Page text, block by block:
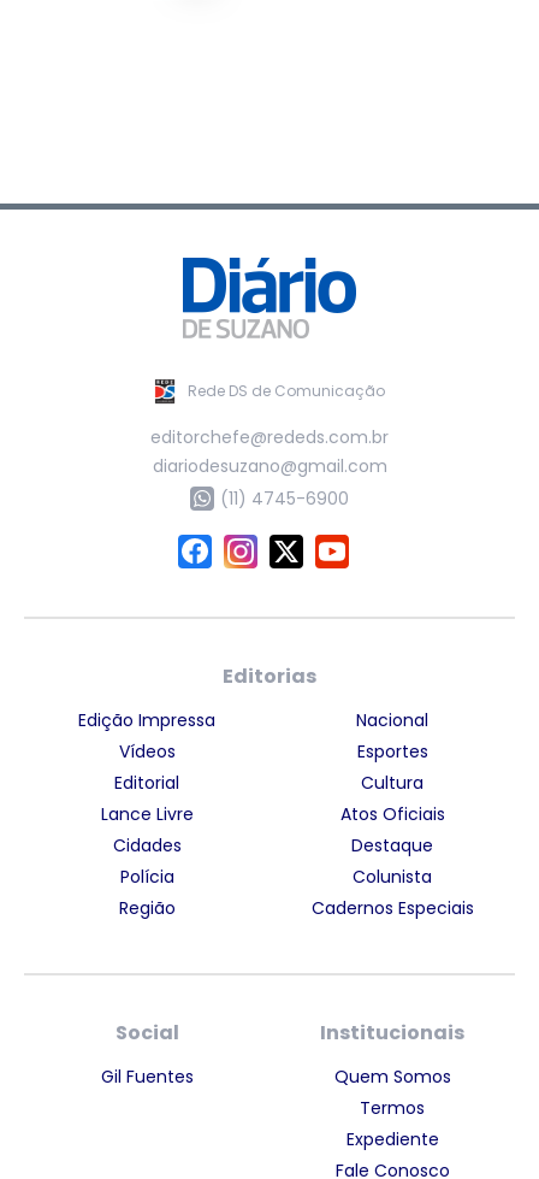
Rede DS de Comunicação
editorchefe@rededs.com.br
diariodesuzano@gmail.com
(11) 4745-6900
Editorias
Edição Impressa
Vídeos
Editorial
Lance Livre
Cidades
Polícia
Região
Nacional
Esportes
Cultura
Atos Oficiais
Destaque
Colunista
Cadernos Especiais
Social
Gil Fuentes
Institucionais
Quem Somos
Termos
Expediente
Fale Conosco